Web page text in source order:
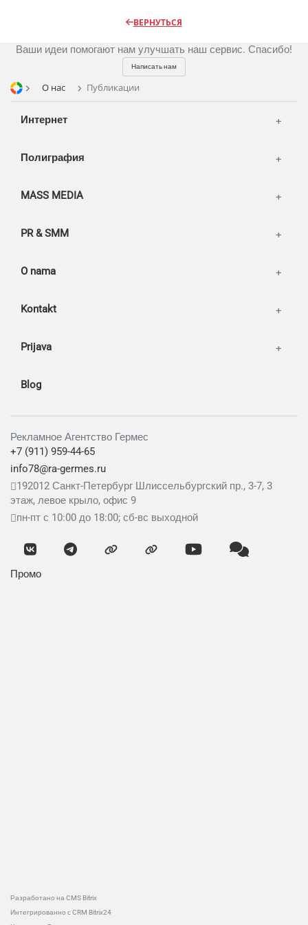
ВЕРНУТЬСЯ
Ваши идеи помогают нам улучшать наш сервис. Спасибо!
Написать нам
О нас Публикации
Интернет
Полиграфия
MASS MEDIA
OOH
PR & SMM
O nama
Partners
Publications
News
Our works
Kontakt
Prijava
Korpa
Blog
Рекламное Агентство Гермес
+7 (911) 959-44-65
info78@ra-germes.ru
192012 Санкт-Петербург Шлиссельбургский пр., 3-7, 3
этаж, левое крыло, офис 9
пн-пт с 10:00 до 18:00; сб-вс выходной
Промо
Разработано на CMS Bitrix
Интегрированно с CRM Bitrix24